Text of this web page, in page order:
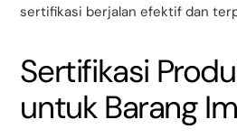
sertifikasi berjalan efektif dan
Sertifikasi
untuk Barang